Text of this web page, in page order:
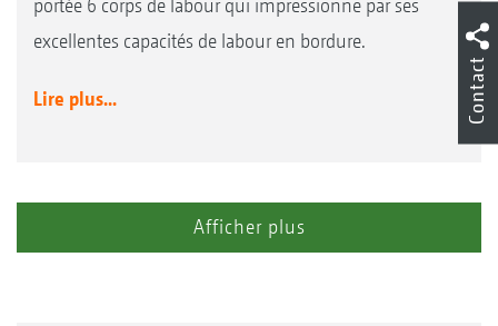
portée 6 corps de labour qui impressionne par ses
excellentes capacités de labour en bordure.
Lire plus...
Afficher plus
Contact